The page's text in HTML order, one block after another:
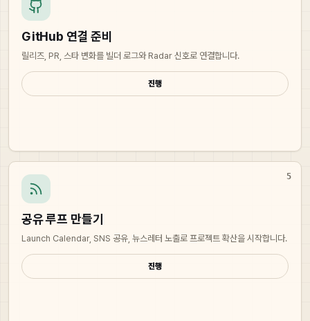
GitHub 연결 준비
릴리즈, PR, 스타 변화를 빌더 로그와 Radar 신호로 연결합니다.
진행
5
공유 루프 만들기
Launch Calendar, SNS 공유, 뉴스레터 노출로 프로젝트 확산을 시작합니다.
진행